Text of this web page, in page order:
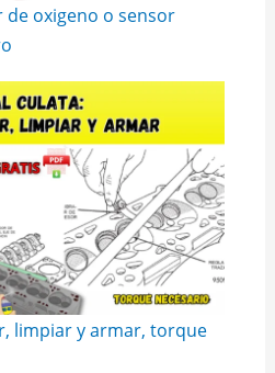
oxigeno o sensor
limpiar y armar, torque